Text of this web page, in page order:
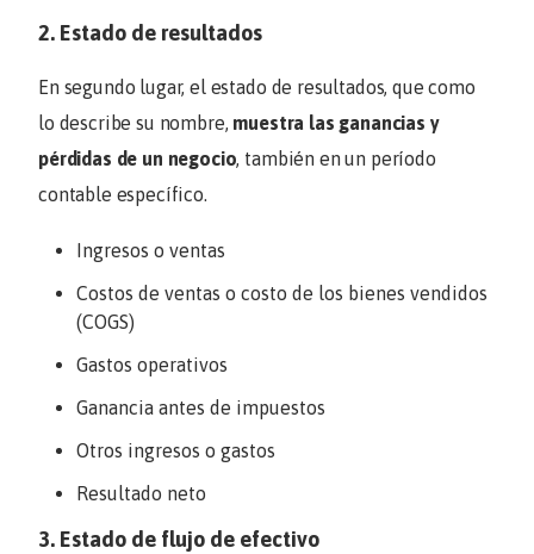
2. Estado de resultados
En segundo lugar, el estado de resultados, que como
lo describe su nombre, muestra las ganancias y
pérdidas de un negocio, también en un período
contable específico.
Ingresos o ventas
Costos de ventas o costo de los bienes vendidos
(COGS)
Gastos operativos
Ganancia antes de impuestos
Otros ingresos o gastos
Resultado neto
3. Estado de flujo de efectivo